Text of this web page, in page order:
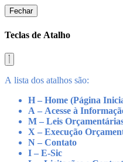
Fechar
Teclas de Atalho
A lista dos atalhos são:
H – Home (Página
A – Acesse à
M – Leis
X – Execução
N – Contato
I – E-Sic